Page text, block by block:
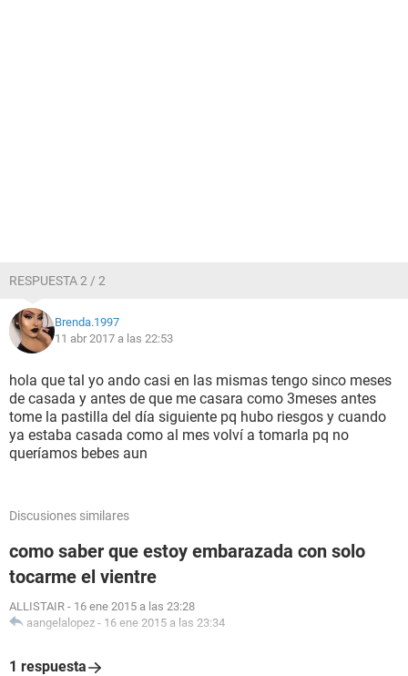
RESPUESTA 2 / 2
Brenda.1997
11 abr 2017 a las 22:53
hola que tal yo ando casi en las mismas tengo sinco meses
de casada y antes de que me casara como 3meses antes
tome la pastilla del día siguiente pq hubo riesgos y cuando
ya estaba casada como al mes volví a tomarla pq no
queríamos bebes aun
Discusiones similares
como saber que estoy embarazada con solo
tocarme el vientre
ALLISTAIR - 16 ene 2015 a las 23:28
aangelalopez - 16 ene 2015 a las 23:34
1 respuesta